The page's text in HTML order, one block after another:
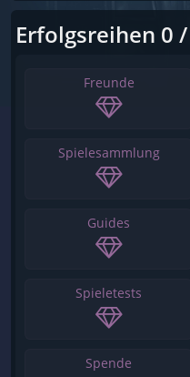
Erfolgsreihen 0
Freunde
Spielesammlung
Guides
Spieletests
Spende